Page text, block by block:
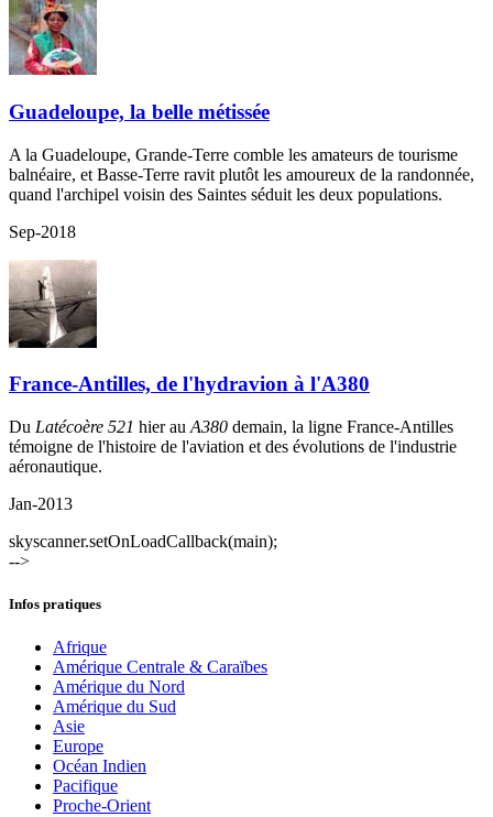
Guadeloupe, la belle métissée
A la Guadeloupe, Grande-Terre comble les amateurs de tourisme
balnéaire, et Basse-Terre ravit plutôt les amoureux de la randonnée,
quand l'archipel voisin des Saintes séduit les deux populations.
Sep-2018
France-Antilles, de l'hydravion à l'A380
Du Latécoère 521 hier au A380 demain, la ligne France-Antilles
témoigne de l'histoire de l'aviation et des évolutions de l'industrie
aéronautique.
Jan-2013
skyscanner.setOnLoadCallback(main);
-->
Infos pratiques
Afrique
Amérique Centrale & Caraïbes
Amérique du Nord
Amérique du Sud
Asie
Europe
Océan Indien
Pacifique
Proche-Orient